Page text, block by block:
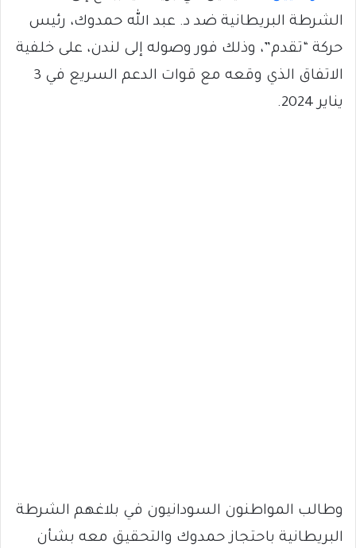
الشرطة البريطانية ضد د. عبد الله حمدوك، رئيس
حركة “تقدم”، وذلك فور وصوله إلى لندن، على خلفية
الاتفاق الذي وقعه مع قوات الدعم السريع في 3
يناير 2024.
وطالب المواطنون السودانيون في بلاغهم الشرطة
البريطانية باحتجاز حمدوك والتحقيق معه بشأن